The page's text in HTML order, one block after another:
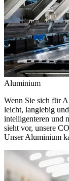
Aluminium
Wenn Sie sich für
leicht, langlebig
intelligenteren und
sieht vor, unsere
Unser Aluminium